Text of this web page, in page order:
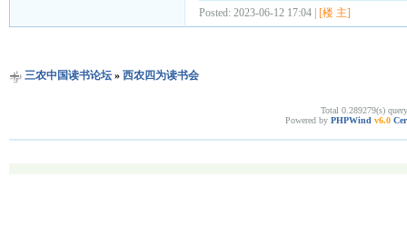
Posted: 2023-06-12 17:04 | [楼 主]
三农中国读书论坛» 西农四为读书会
Total 0.289279(s)
Powered by PHPWind v6.0